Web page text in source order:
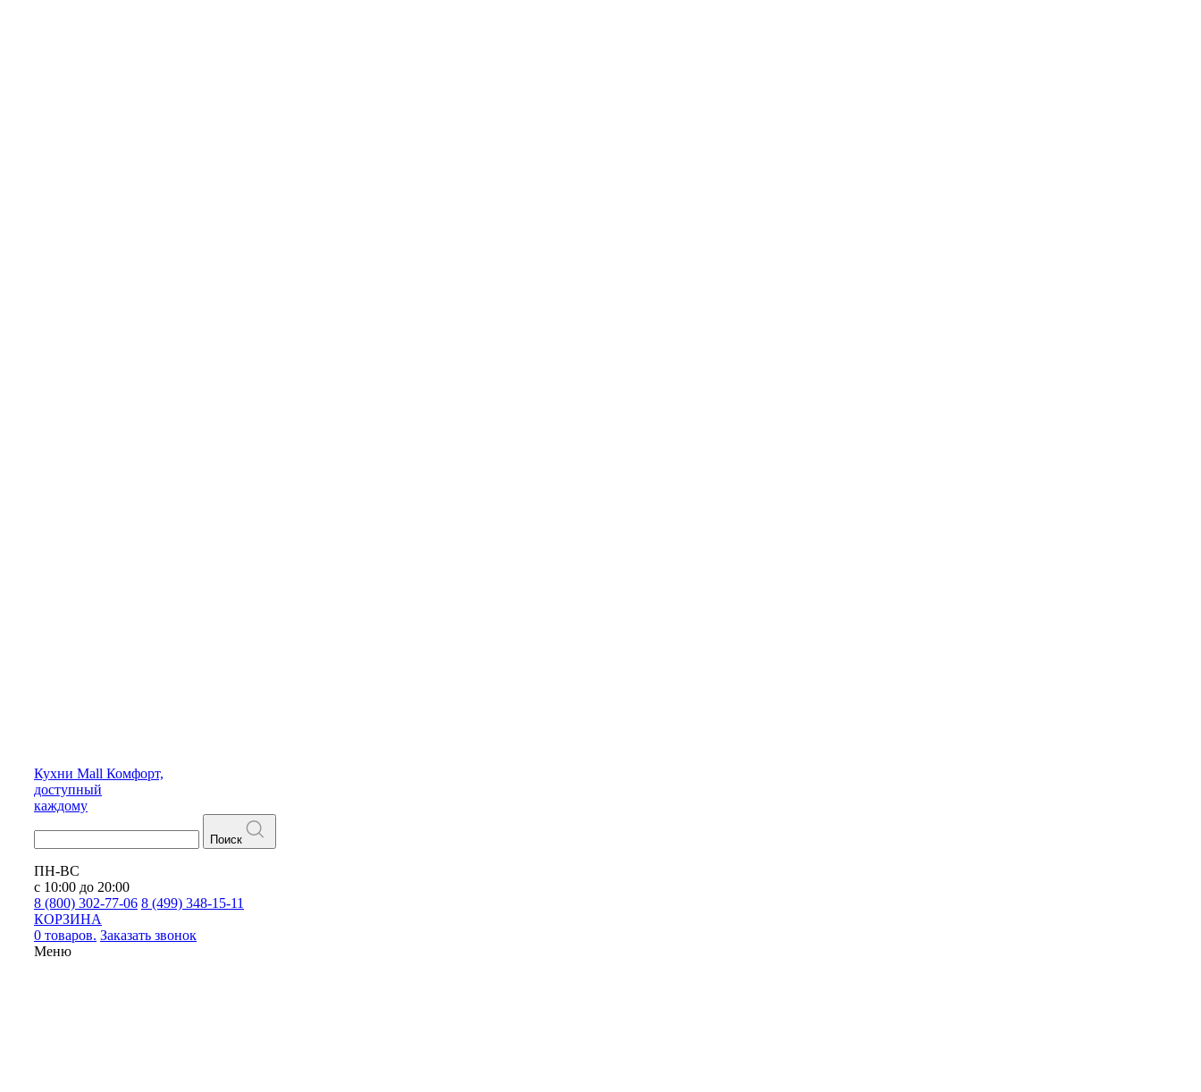
Кухни Mall Комфорт,
доступный
каждому
Поиск
ПН-ВС
с 10:00 до 20:00
8 (800) 302-77-06 8 (499) 348-15-11
КОРЗИНА
0 товаров. Заказать звонок
Меню